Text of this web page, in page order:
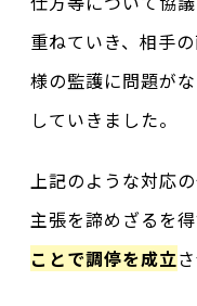
重ねていき、相手
様の監護に問題が
していきました。
上記のような対応
主張を諦めざるを得
ことで調停を成立